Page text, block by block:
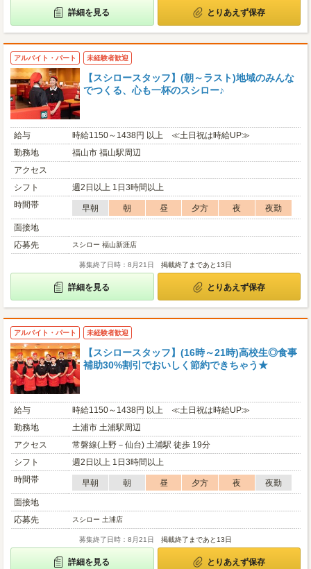
詳細を見る とりあえず保存
アルバイト・パート 未経験者歓迎
【スシロースタッフ】(朝～ラスト)地域のみんな
でつくる、心も一杯のスシロー♪
給与
時給1150～1438円 以上 ≪土日祝は時給UP≫
勤務地
福山市 福山駅周辺
アクセス
シフト
週2日以上 1日3時間以上
時間帯
早朝 朝 昼 夕方 夜
夜勤
面接地
応募先
スシロー 福山新涯店
募集終了日時：8月21日 掲載終了まであと13日
詳細を見る とりあえず保存
アルバイト・パート 未経験者歓迎
【スシロースタッフ】(16時～21時)高校生◎食事
補助30%割引でおいしく節約できちゃう★
給与
時給1150～1438円 以上 ≪土日祝は時給UP≫
勤務地
土浦市 土浦駅周辺
アクセス
常磐線(上野－仙台) 土浦駅 徒歩 19分
シフト
週2日以上 1日3時間以上
時間帯
早朝 朝 昼 夕方 夜
夜勤
面接地
応募先
スシロー 土浦店
募集終了日時：8月21日 掲載終了まであと13日
詳細を見る とりあえず保存